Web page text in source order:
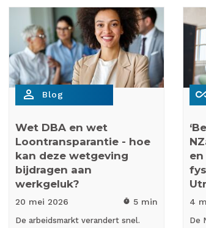
person_outline Blog
Wet DBA en wet
Loontransparantie - hoe
kan deze wetgeving
bijdragen aan
werkgeluk?
20 mei 2026 timer 5 min
De arbeidsmarkt verandert snel.
4
De